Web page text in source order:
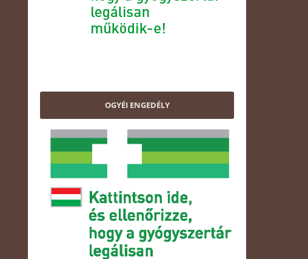
OGYÉI ENGEDÉLY